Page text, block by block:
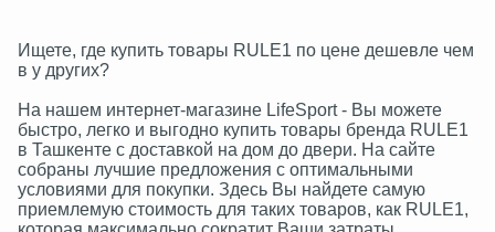
Ищете, где купить товары RULE1 по цене дешевле чем
в у других?
На нашем интернет-магазине LifeSport - Вы можете
быстро, легко и выгодно купить товары бренда RULE1
в Ташкенте с доставкой на дом до двери. На сайте
собраны лучшие предложения с оптимальными
условиями для покупки. Здесь Вы найдете самую
приемлемую стоимость для таких товаров, как RULE1,